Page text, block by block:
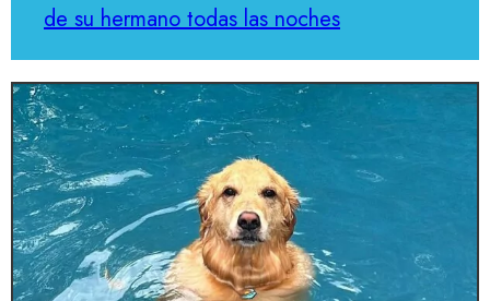
de su hermano todas las noches